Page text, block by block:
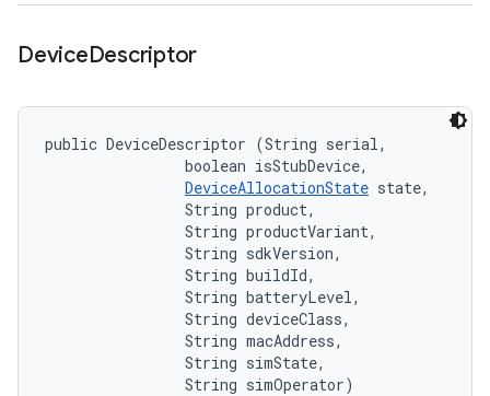
DeviceDescriptor
public DeviceDescriptor (String serial,
                boolean isStubDevice,
DeviceAllocationState state,
                String product,
                String productVariant,
                String sdkVersion,
                String buildId,
                String batteryLevel,
                String deviceClass,
                String macAddress,
                String simState,
                String simOperator)